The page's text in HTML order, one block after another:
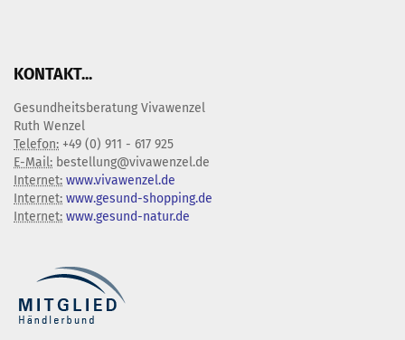
KONTAKT...
Gesundheitsberatung Vivawenzel
Ruth Wenzel
Telefon: +49 (0) 911 - 617 925
E-Mail: bestellung@vivawenzel.de
Internet: www.vivawenzel.de
Internet: www.gesund-shopping.de
Internet: www.gesund-natur.de